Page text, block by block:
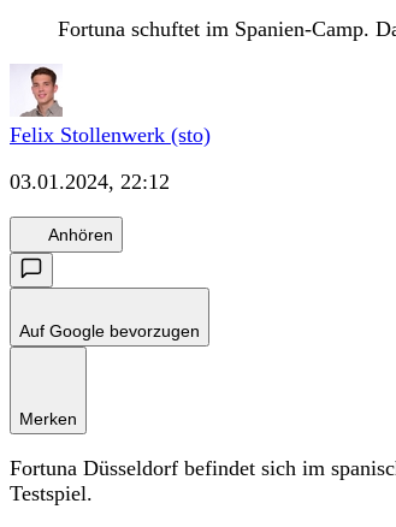
Fortuna schuftet im Spanien-Camp.
Felix Stollenwerk (sto)
03.01.2024, 22:12
Anhören
Auf Google bevorzugen
Merken
Fortuna Düsseldorf befindet sich im
Testspiel.